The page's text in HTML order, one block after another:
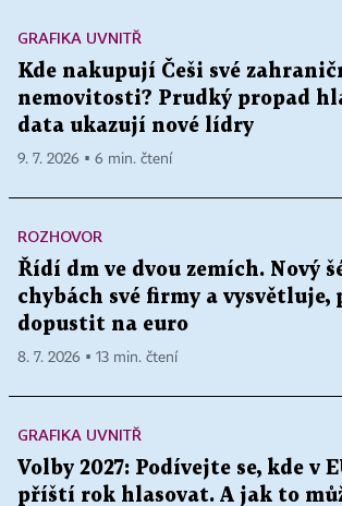
GRAFIKA UVNITŘ
Kde nakupují Češi své
nemovitosti? Prudký propad
data ukazují nové lídry
9. 7. 2026 ▪ 6 min. čtení
ROZHOVOR
Řídí dm ve dvou zemích. Nový
chybách své firmy a vysvětluje,
dopustit na euro
8. 7. 2026 ▪ 13 min. čtení
GRAFIKA UVNITŘ
Volby 2027: Podívejte se, kde v
příští rok hlasovat. A jak to